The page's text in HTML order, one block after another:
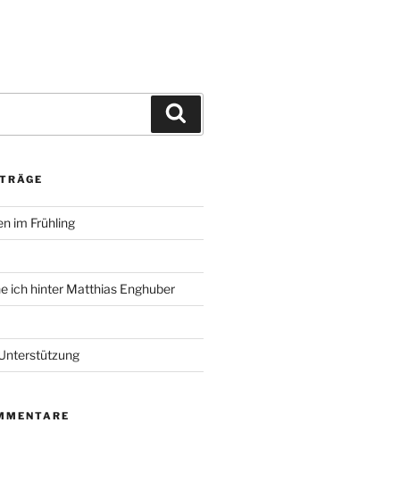
im Frühling
ich hinter Matthias Enghuber